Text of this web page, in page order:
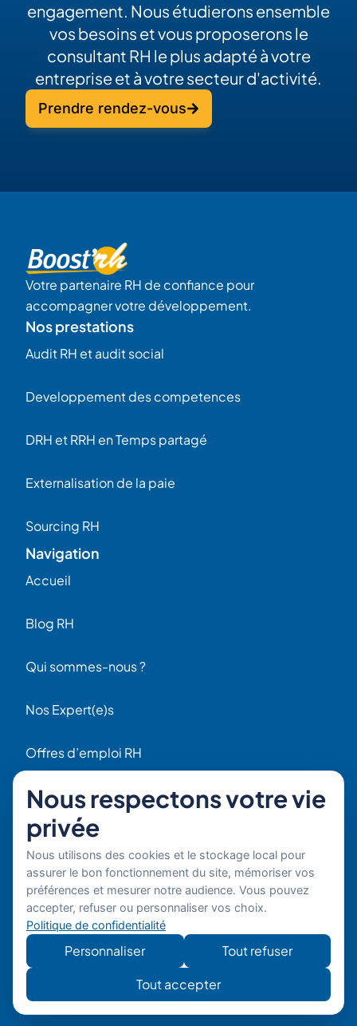
engagement. Nous étudierons ensemble
vos besoins et vous proposerons le
consultant RH le plus adapté à votre
entreprise et à votre secteur d'activité.
Prendre rendez-vous
Votre partenaire RH de confiance pour
accompagner votre développement.
Nos prestations
Audit RH et audit social
Developpement des competences
DRH et RRH en Temps partagé
Externalisation de la paie
Sourcing RH
Navigation
Accueil
Blog RH
Qui sommes-nous ?
Nos Expert(e)s
Offres d’emploi RH
56 Rue Raspail
F92300 Levallois
+ 33 (0)1 42 70 97 20
Par email
Copyright © 2026 Boost'RH
Groupe. Tous droits réservés.
Site
développé
mon site
Mentions légales
Nous respectons votre vie
privée
Nous utilisons des cookies et le stockage local pour
assurer le bon fonctionnement du site, mémoriser vos
préférences et mesurer notre audience. Vous pouvez
accepter, refuser ou personnaliser vos choix.
Politique de confidentialité
Personnaliser
Tout refuser
Tout accepter